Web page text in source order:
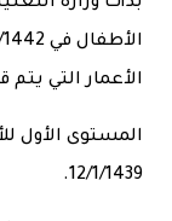
الأعمار التي
12/1/1439.